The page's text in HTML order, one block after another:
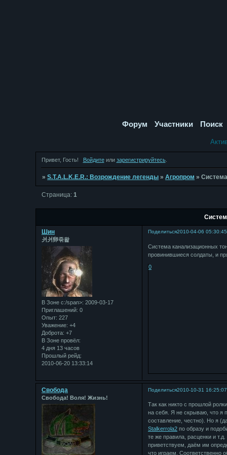
Форум Участники Поиск
Привет, Гость! Войдитеили зарегистрируйтесь.
»S.T.A.L.K.E.R.: Возрождение легенды »Агропром »
Страница:1
Поделиться2010-04-06 05:30:45
Шин
⽙⽙卵죾왍
В Зоне с:/span>: 2009-03-17
Приглашений: 0
Опыт: 227
Уважение: +4
Доброта: +7
В Зоне провёл:
4 дня 13 часов
Прошлый рейд:
2010-06-20 13:33:14
Система канализационных
провинившиеся солдаты, и
0
Поделиться2010-10-31 16:25:07
Свобода
Свобода! Воля! Жизнь!
Так как никто с прошлой
на себя. Я не скрываю, что я
составление, честно). Но я
Stalkerrola2 по образу и
те же правила, расценки и
приветствуем, даём им
что играем. Соответственно